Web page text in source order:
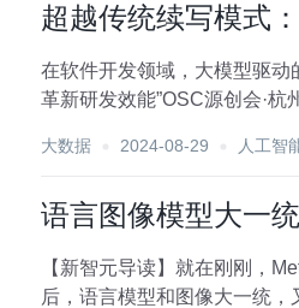
超越传统续写模式
在软件开发领域，大模型驱动
革新研发效能”OSC源创会·
大数据 2024-08-29 人工智
语言图像模型大一
【新智元导读】就在刚刚，
后，语言模型和图像大一统